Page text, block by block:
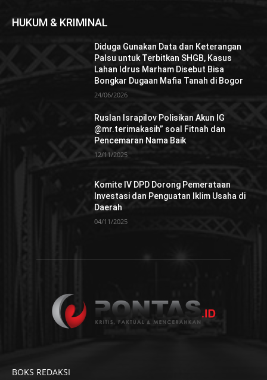
HUKUM & KRIMINAL
Diduga Gunakan Data dan Keterangan
Palsu untuk Terbitkan SHGB, Kasus
Lahan Idrus Marham Disebut Bisa
Bongkar Dugaan Mafia Tanah di Bogor
24/06/2026
Ruslan Israpilov Polisikan Akun IG
@mr.terimakasih” soal Fitnah dan
Pencemaran Nama Baik
12/11/2025
Komite IV DPD Dorong Pemerataan
Investasi dan Penguatan Iklim Usaha di
Daerah
04/11/2025
BOKS REDAKSI